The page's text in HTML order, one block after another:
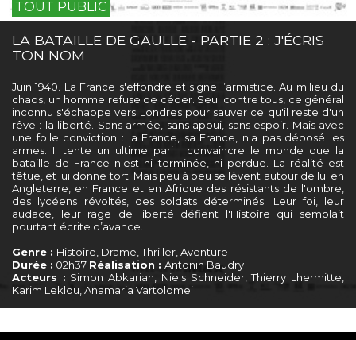
TOUT PUBLIC
LA BATAILLE DE GAULLE - PARTIE 2 : J'ÉCRIS
TON NOM
Juin 1940. La France s'effondre et signe l’armistice. Au milieu du
chaos, un homme refuse de céder. Seul contre tous, ce général
inconnu s'échappe vers Londres pour sauver ce qu'il reste d'un
rêve : la liberté. Sans armée, sans appui, sans espoir. Mais avec
une folle conviction : la France, sa France, n'a pas déposé les
armes. Il tente un ultime pari : convaincre le monde que la
bataille de France n'est ni terminée, ni perdue. La réalité est
têtue, et lui donne tort. Mais peu à peu se lèvent autour de lui en
Angleterre, en France et en Afrique des résistants de l'ombre,
des lycéens révoltés, des soldats déterminés. Leur foi, leur
audace, leur rage de liberté défient l'Histoire qui semblait
pourtant écrite d’avance.
Genre : Histoire, Drame, Thriller, Aventure
Durée : 02h37 Réalisation : Antonin Baudry
Acteurs : Simon Abkarian, Niels Schneider, Thierry Lhermitte,
Karim Leklou, Anamaria Vartolomei